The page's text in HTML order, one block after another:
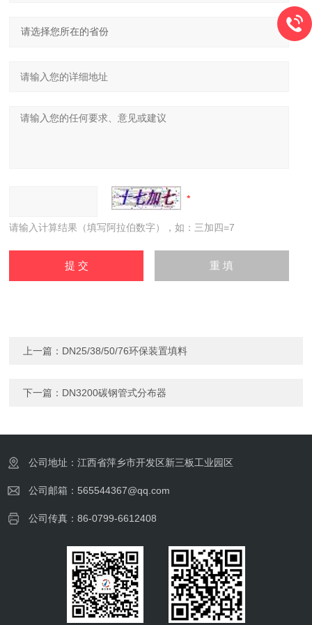
请输入计算结果（填写阿拉伯数字），如：三加四=7
上一篇： DN25/38/50/76环保装置填料
下一篇： DN3200碳钢管式分布器
公司地址：江西省萍乡市开发区新三板工业园区
公司邮箱：565544367@qq.com
公司传真：86-0799-6612408